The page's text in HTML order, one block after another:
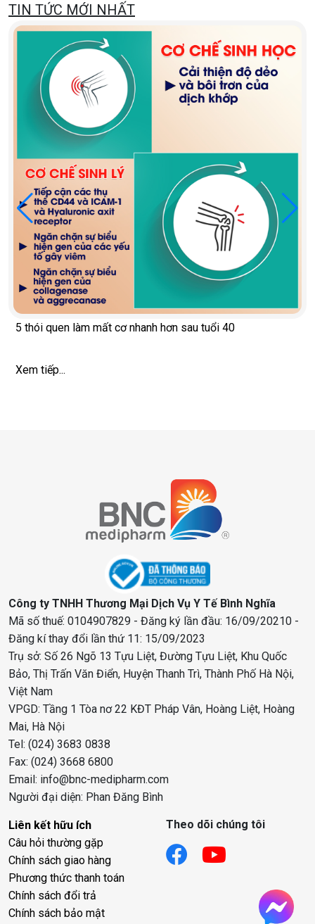
TIN TỨC MỚI NHẤT
5 thói quen làm mất cơ nhanh hơn sau tuổi 40
Xem tiếp...
Công ty TNHH Thương Mại Dịch Vụ Y Tế Bình Nghĩa
Mã số thuế: 0104907829 - Đăng ký lần đầu: 16/09/20210 -
Đăng kí thay đổi lần thứ 11: 15/09/2023
Trụ sở: Số 26 Ngõ 13 Tựu Liệt, Đường Tựu Liệt, Khu Quốc
Bảo, Thị Trấn Văn Điển, Huyện Thanh Trì, Thành Phố Hà Nội,
Việt Nam
VPGD: Tầng 1 Tòa nơ 22 KĐT Pháp Vân, Hoàng Liệt, Hoàng
Mai, Hà Nội
Tel: (024) 3683 0838
Fax: (024) 3668 6800
Email: info@bnc-medipharm.com
Người đại diện: Phan Đăng Bình
Liên kết hữu ích
Câu hỏi thường gặp
Chính sách giao hàng
Phương thức thanh toán
Chính sách đổi trả
Chính sách bảo mật
Theo dõi chúng tôi